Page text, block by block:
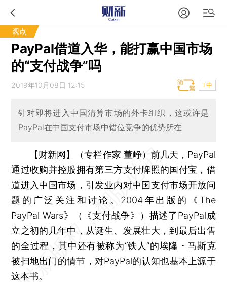
观点
PayPal借道入华，能打赢中国市场
的“支付战争”吗
2019年10月08日 12:15 T中
针对即将进入中国清算市场的外卡组织，这或许是
PayPal在中国支付市场中错位竞争的优势所在
【财新网】（专栏作家 董峥） 前几天，PayPal
通过收购并控股拥有第三方支付牌照的国付宝 ，借
道进入中国市场，引发业内对中国支付市场开放问
题的广泛关注和讨论。2004年出版的《The
PayPal Wars》（《支付战争》）描述了PayPal成
立之初的几年中，从诞生、发展壮大，到最后出售
的全过程，其中还有被称为“铁人”的埃隆・马斯克
被扫地出门的情节，对PayPal的认知也基本上源于
这本书。